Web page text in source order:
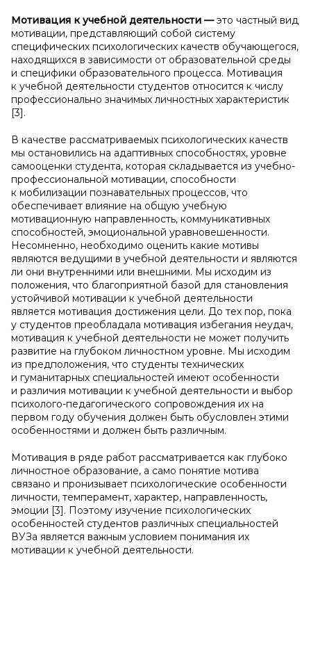
Мотивация к учебной деятельности —это частный вид
мотивации, представляющий собой систему
специфических психологических качеств обучающегося,
находящихся в зависимости от образовательной среды
и специфики образовательного процесса. Мотивация
к учебной деятельности студентов относится к числу
профессионально значимых личностных характеристик
[3].
В качестве рассматриваемых психологических качеств
мы остановились на адаптивных способностях, уровне
самооценки студента, которая складывается из учебно-
профессиональной мотивации, способности
к мобилизации познавательных процессов, что
обеспечивает влияние на общую учебную
мотивационную направленность, коммуникативных
способностей, эмоциональной уравновешенности.
Несомненно, необходимо оценить какие мотивы
являются ведущими в учебной деятельности и являются
ли они внутренними или внешними. Мы исходим из
положения, что благоприятной базой для становления
устойчивой мотивации к учебной деятельности
является мотивация достижения цели. До тех пор, пока
у студентов преобладала мотивация избегания неудач,
мотивация к учебной деятельности не может получить
развитие на глубоком личностном уровне. Мы исходим
из предположения, что студенты технических
и гуманитарных специальностей имеют особенности
и различия мотивации к учебной деятельности и выбор
психолого-педагогического сопровождения их на
первом году обучения должен быть обусловлен этими
особенностями и должен быть различным.
Мотивация в ряде работ рассматривается как глубоко
личностное образование, а само понятие мотива
связано и пронизывает психологические особенности
личности, темперамент, характер, направленность,
эмоции [3]. Поэтому изучение психологических
особенностей студентов различных специальностей
ВУЗа является важным условием понимания их
мотивации к учебной деятельности.